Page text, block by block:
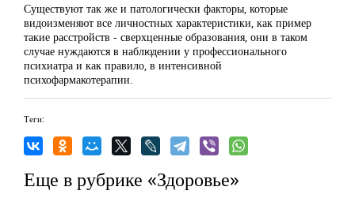
Существуют так же и патологически факторы, которые
видоизменяют все личностных характеристики, как пример
такие расстройств - сверхценные образования, они в таком
случае нуждаются в наблюдении у профессионального
психиатра и как правило, в интенсивной
психофармакотерапии.
Теги:
Еще в рубрике «Здоровье»